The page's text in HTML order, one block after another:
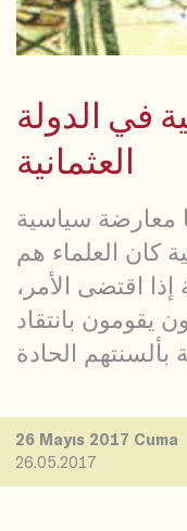
في الدولة
العثمانية
معارضة سياسية
كان العلماء هم
اقتضى الأمر،
يقومون بانتقاد
26 Mayıs 2017 Cuma
26.05.2017